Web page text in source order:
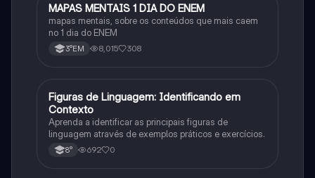
Português
MAPAS MENTAIS 1 DIA DO ENEM
mapas mentais, sobre os conteúdos que mais caem
no 1 dia do ENEM
3°EM 8,015 308
FPortuguês
Figuras de Linguagem: Identificando em
Contexto
Aprenda a identificar as principais figuras de
linguagem através de exemplos práticos e exercícios.
8° 692 0